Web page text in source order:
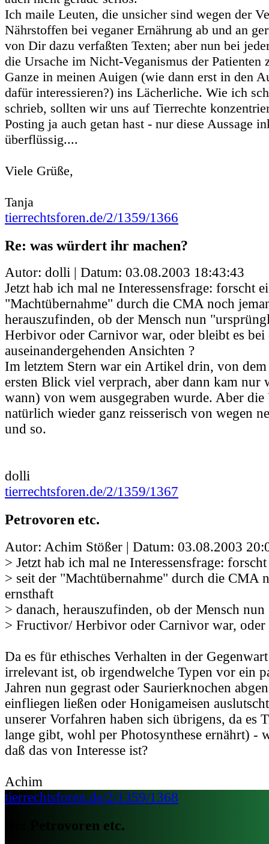
Ich maile Leuten, die unsicher sind wegen der
Nährstoffen bei veganer Ernährung ab und an
von Dir dazu verfaßten Texten; aber nun bei
die Ursache im Nicht-Veganismus der Patienten
Ganze in meinen Auigen (wie dann erst in den
dafür interessieren?) ins Lächerliche. Wie ich
schrieb, sollten wir uns auf Tierrechte
Posting ja auch getan hast - nur diese Aussage
überflüssig....
Viele Grüße,
Tanja
tierrechtsforen.de/2/1359/1366
Re: was würdert ihr machen?
Autor: dolli | Datum: 03.08.2003 18:43:43
Jetzt hab ich mal ne Interessensfrage: forscht
"Machtübernahme" durch die CMA noch
herauszufinden, ob der Mensch nun
Herbivor oder Carnivor war, oder bleibt es bei
auseinandergehenden Ansichten ?
Im letztem Stern war ein Artikel drin, von
ersten Blick viel verprach, aber dann kam nur
wann) von wem ausgegraben wurde. Aber
natürlich wieder ganz reisserisch von wegen
und so.
dolli
tierrechtsforen.de/2/1359/1367
Petrovoren etc.
Autor: Achim Stößer | Datum: 03.08.2003
> Jetzt hab ich mal ne Interessensfrage:
> seit der "Machtübernahme" durch die CMA
ernsthaft
> danach, herauszufinden, ob der Mensch
> Fructivor/ Herbivor oder Carnivor war, oder
Da es für ethisches Verhalten in der
irrelevant ist, ob irgendwelche Typen vor ein
Jahren nun gegrast oder Saurierknochen
einfliegen ließen oder Honigameisen
unserer Vorfahren haben sich übrigens, da es
lange gibt, wohl per Photosynthese ernährt) -
daß das von Interesse ist?
Achim
tierrechtsforen.de/2/1359/1368
Re: Petrovoren etc.